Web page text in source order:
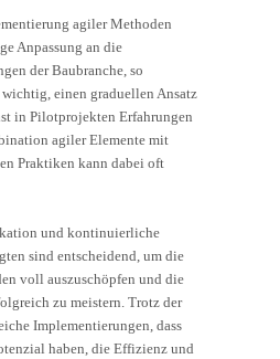
agiler Methoden
Anpassung an die
der Baubranche, so
einen graduellen Ansatz
in Pilotprojekten Erfahrungen
agiler Elemente mit
Praktiken kann dabei oft
und kontinuierliche
sind entscheidend, um die
voll auszuschöpfen und die
zu meistern. Trotz der
Implementierungen, dass
haben, die Effizienz und